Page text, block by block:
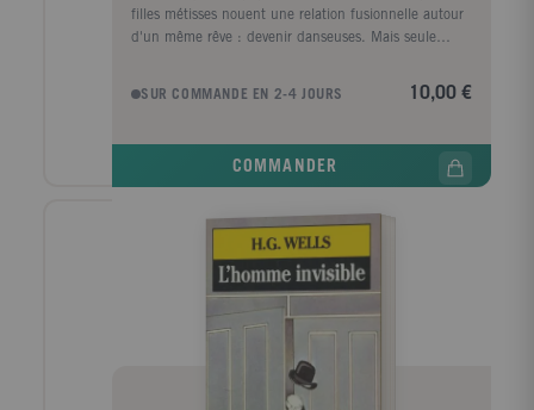
filles métisses nouent une relation fusionnelle autour
d'un même rêve : devenir danseuses. Mais seule
des idées : sur le rythme et le temps, les corps et la
musique noire, ce que signifie appartenir, ce que
des chemins différents vers un destin qu'elles
route. Débordant d'énergie, d'humour et d'émotion,
Swing Time raconte les espoirs et les désillusions de
ceux qui suivent la danse et de ceux qui la mènent.
SUR COMMANDE EN 2-4 JOURS 10,00 €
COMMANDER